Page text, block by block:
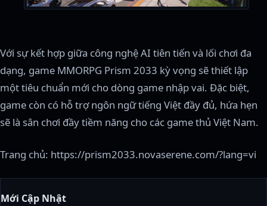
Với sự kết hợp giữa công nghệ AI tiên tiến và lối chơi đa
dạng, game MMORPG Prism 2033 kỳ vọng sẽ thiết lập
một tiêu chuẩn mới cho dòng game nhập vai. Đặc biệt,
game còn có hỗ trợ ngôn ngữ tiếng Việt đầy đủ, hứa hẹn
sẽ là sân chơi đầy tiềm năng cho các game thủ Việt Nam.
Trang chủ: https://prism2033.novaserene.com/?lang=vi
Mới Cập Nhật